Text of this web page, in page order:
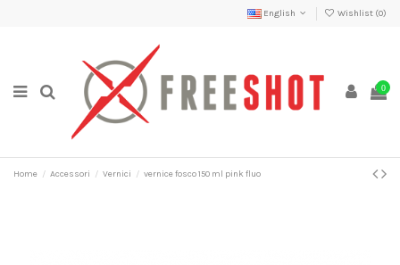
English Wishlist (0)
0
Home Accessori Vernici vernice fosco 150 ml pink fluo